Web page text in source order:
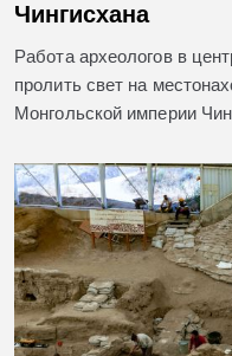
Чингисхана
Работа археологов в
пролить свет на
Монгольской империи